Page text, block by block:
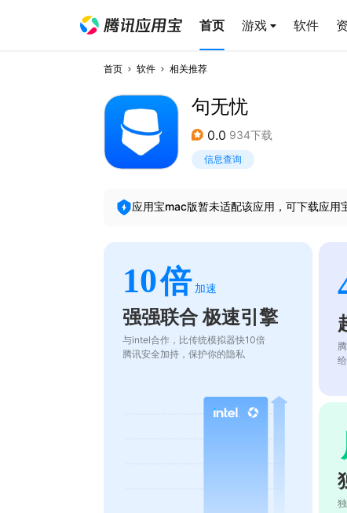
首页 游戏 软件
首页 软件 相关推荐
句无忧
0.0 934下载
信息查询
应用宝mac版暂未适配该应用，可下载应用
10倍 加速
强强联合 极速引擎
与intel合作，比传统模拟器快10倍
腾讯安全加持，保护你的隐私